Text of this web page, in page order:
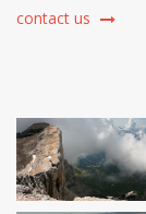
contact us